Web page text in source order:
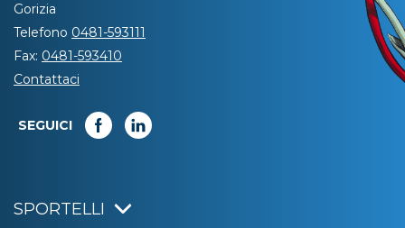
Gorizia
Telefono 0481-593111
Fax: 0481-593410
Contattaci
SEGUICI
SPORTELLI